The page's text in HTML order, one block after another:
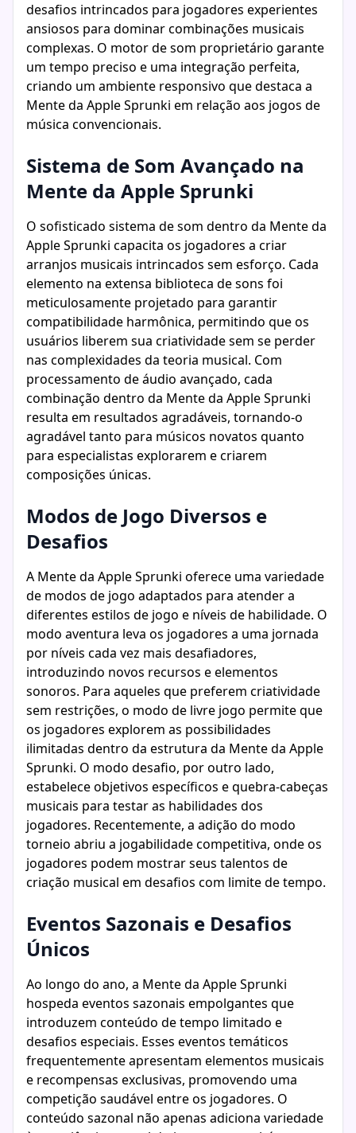
desafios intrincados para jogadores experientes
ansiosos para dominar combinações musicais
complexas. O motor de som proprietário garante
um tempo preciso e uma integração perfeita,
criando um ambiente responsivo que destaca a
Mente da Apple Sprunki em relação aos jogos de
música convencionais.
Sistema de Som Avançado na
Mente da Apple Sprunki
O sofisticado sistema de som dentro da Mente da
Apple Sprunki capacita os jogadores a criar
arranjos musicais intrincados sem esforço. Cada
elemento na extensa biblioteca de sons foi
meticulosamente projetado para garantir
compatibilidade harmônica, permitindo que os
usuários liberem sua criatividade sem se perder
nas complexidades da teoria musical. Com
processamento de áudio avançado, cada
combinação dentro da Mente da Apple Sprunki
resulta em resultados agradáveis, tornando-o
agradável tanto para músicos novatos quanto
para especialistas explorarem e criarem
composições únicas.
Modos de Jogo Diversos e
Desafios
A Mente da Apple Sprunki oferece uma variedade
de modos de jogo adaptados para atender a
diferentes estilos de jogo e níveis de habilidade. O
modo aventura leva os jogadores a uma jornada
por níveis cada vez mais desafiadores,
introduzindo novos recursos e elementos
sonoros. Para aqueles que preferem criatividade
sem restrições, o modo de livre jogo permite que
os jogadores explorem as possibilidades
ilimitadas dentro da estrutura da Mente da Apple
Sprunki. O modo desafio, por outro lado,
estabelece objetivos específicos e quebra-cabeças
musicais para testar as habilidades dos
jogadores. Recentemente, a adição do modo
torneio abriu a jogabilidade competitiva, onde os
jogadores podem mostrar seus talentos de
criação musical em desafios com limite de tempo.
Eventos Sazonais e Desafios
Únicos
Ao longo do ano, a Mente da Apple Sprunki
hospeda eventos sazonais empolgantes que
introduzem conteúdo de tempo limitado e
desafios especiais. Esses eventos temáticos
frequentemente apresentam elementos musicais
e recompensas exclusivas, promovendo uma
competição saudável entre os jogadores. O
conteúdo sazonal não apenas adiciona variedade